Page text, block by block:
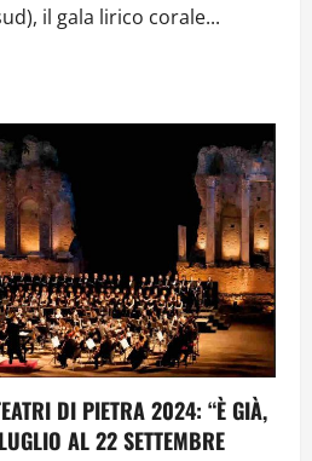
il gala lirico corale...
DI PIETRA 2024: “È GIÀ,
AL 22 SETTEMBRE